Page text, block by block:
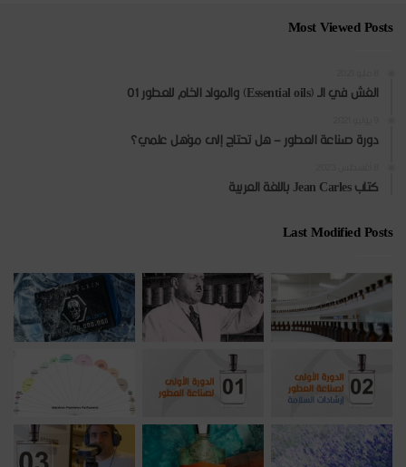
Most Viewed Posts
الغش في الـ (Essential oils) والمواد الخام للعطور 01
دورة صناعة العطور – هل تحتاج إلى مؤهل علمي؟
كتاب Jean Carles باللغة العربية
Last Modified Posts